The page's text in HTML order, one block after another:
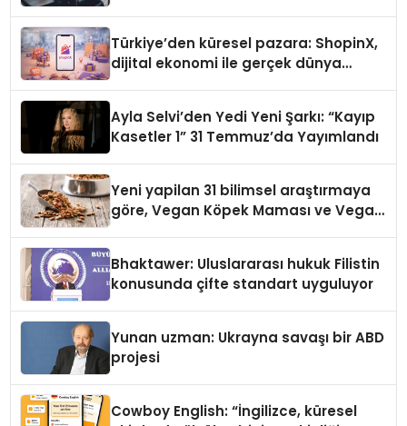
Türkiye’den küresel pazara: ShopinX,
dijital ekonomi ile gerçek dünya
Ayla Selvi’den Yedi Yeni Şarkı: “Kayıp
Kasetler 1” 31 Temmuz’da Yayımlandı
Yeni yapilan 31 bilimsel araştırmaya
göre, Vegan Köpek Maması ve Vegan
Bhaktawer: Uluslararası hukuk Filistin
konusunda çifte standart uyguluyor
Yunan uzman: Ukrayna savaşı bir ABD
projesi
Cowboy English: “İngilizce, küresel